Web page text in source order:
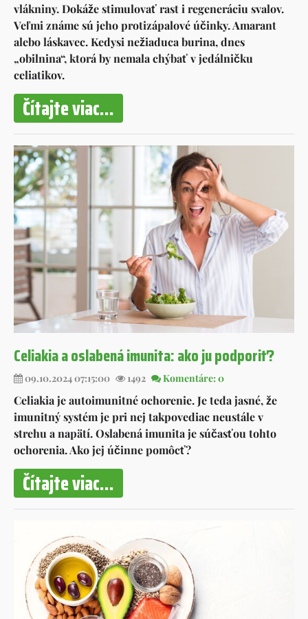
vlákniny. Dokáže stimulovať rast i regeneráciu svalov.
Veľmi známe sú jeho protizápalové účinky. Amarant
alebo láskavec. Kedysi nežiaduca burina, dnes
„obilnina“, ktorá by nemala chýbať v jedálničku
celiatikov.
Čítajte viac...
Celiakia a oslabená imunita: ako ju podporiť?
09.10.2024 07:15:00 1492 Komentáre: 0
Celiakia je autoimunitné ochorenie. Je teda jasné, že
imunitný systém je pri nej takpovediac neustále v
strehu a napätí. Oslabená imunita je súčasťou tohto
ochorenia. Ako jej účinne pomôcť?
Čítajte viac...